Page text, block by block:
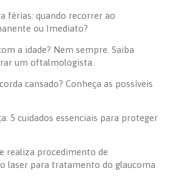
férias: quando recorrer ao
ou Imediato?
a idade? Nem sempre. Saiba
um oftalmologista.
cansado? Conheça as possíveis
5 cuidados essenciais para proteger
realiza procedimento de
laser para tratamento do glaucoma